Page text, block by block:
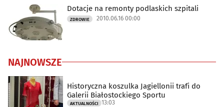
Dotacje na remonty podlaskich szpitali
ZDROWIE 2010.06.16 00:00
NAJNOWSZE
Historyczna koszulka Jagiellonii trafi do
Galerii Białostockiego Sportu
AKTUALNOŚCI 13:03